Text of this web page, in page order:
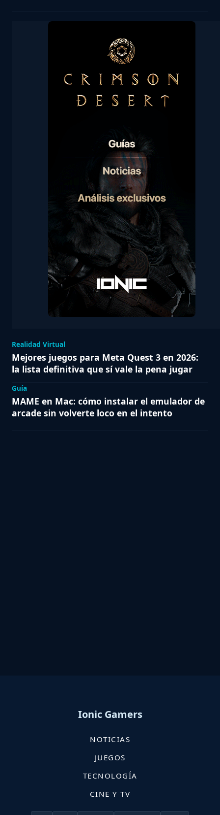
Realidad Virtual
Mejores juegos para Meta Quest 3 en 2026:
la lista definitiva que sí vale la pena jugar
Guía
MAME en Mac: cómo instalar el emulador de
arcade sin volverte loco en el intento
Ionic Gamers
NOTICIAS
JUEGOS
TECNOLOGÍA
CINE Y TV